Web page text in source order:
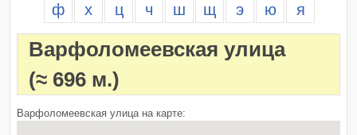
ф
х ц ч ш щ э ю я
Варфоломеевская улица
(≈ 696 м.)
Варфоломеевская улица на карте: